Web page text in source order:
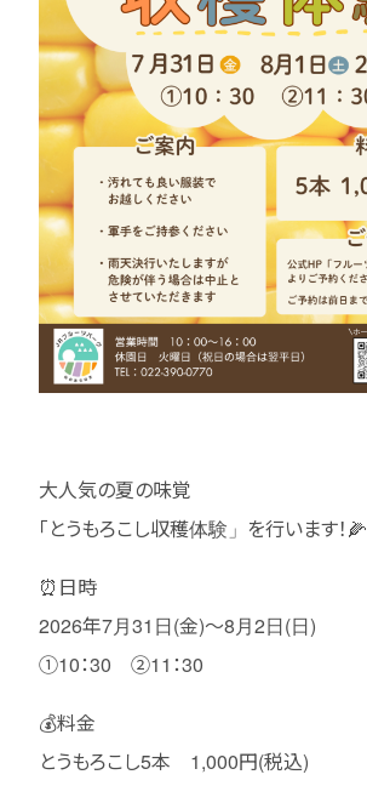
大人気の夏の味覚
「とうもろこし収穫体験」を行います！🌽
⏰日時
2026年7月31日(金)～8月2日(日)
①10：30 ②11：30
💰料金
とうもろこし5本 1,000円(税込)